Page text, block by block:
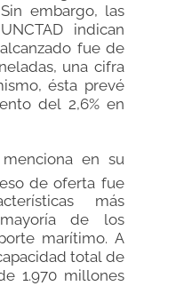
embargo, las
indican
fue de
una cifra
ésta prevé
del 2,6% en
en su
de oferta fue
más
de los
marítimo. A
total de
1.970 millones